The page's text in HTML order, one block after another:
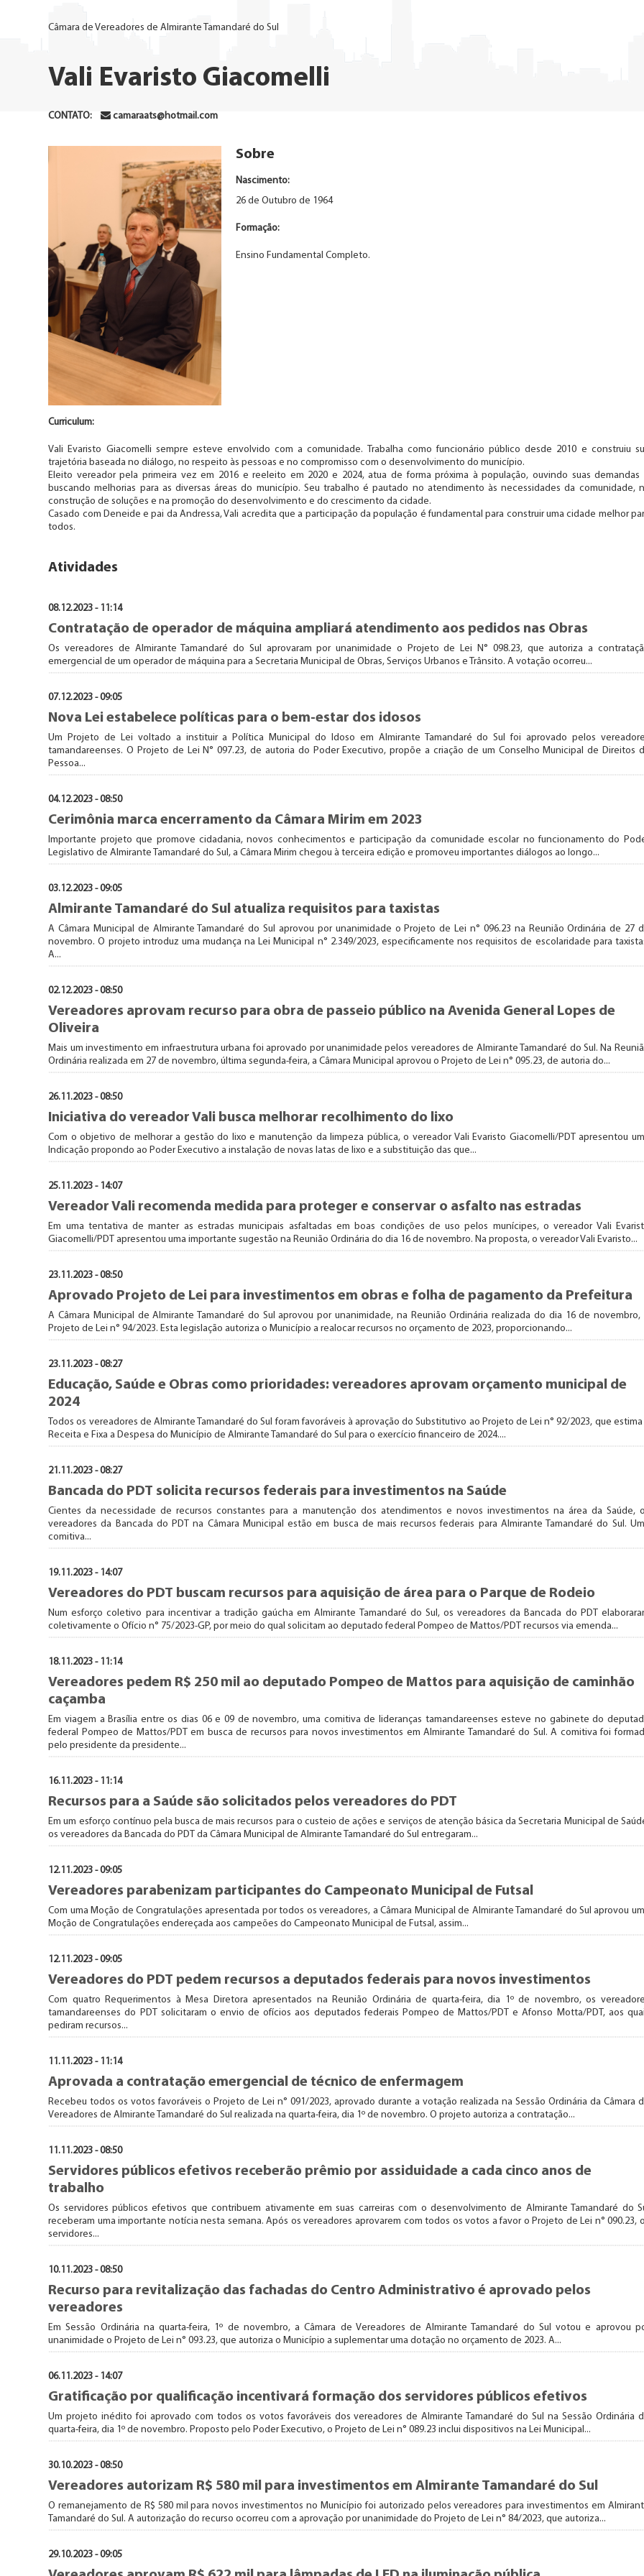
Câmara de Vereadores de Almirante Tamandaré do Sul
Vali Evaristo Giacomelli
CONTATO: camaraats@hotmail.com
Sobre
Nascimento:
26 de Outubro de 1964
Formação:
Ensino Fundamental Completo.
Curriculum:
Vali Evaristo Giacomelli sempre esteve envolvido com a comunidade. Trabalha como funcionário público desde 2010 e construiu
trajetória baseada no diálogo, no respeito às pessoas e no compromisso com o desenvolvimento do município.
Eleito vereador pela primeira vez em 2016 e reeleito em 2020 e 2024, atua de forma próxima à população, ouvindo suas demandas
buscando melhorias para as diversas áreas do município. Seu trabalho é pautado no atendimento às necessidades da comunidade,
construção de soluções e na promoção do desenvolvimento e do crescimento da cidade.
Casado com Deneide e pai da Andressa, Vali acredita que a participação da população é fundamental para construir uma cidade melhor
todos.
Atividades
08.12.2023 - 11:14
Contratação de operador de máquina ampliará atendimento aos pedidos nas Obras
Os vereadores de Almirante Tamandaré do Sul aprovaram por unanimidade o Projeto de Lei N° 098.23, que autoriza a
emergencial de um operador de máquina para a Secretaria Municipal de Obras, Serviços Urbanos e Trânsito. A votação ocorreu...
07.12.2023 - 09:05
Nova Lei estabelece políticas para o bem-estar dos idosos
Um Projeto de Lei voltado a instituir a Política Municipal do Idoso em Almirante Tamandaré do Sul foi aprovado pelos
tamandareenses. O Projeto de Lei N° 097.23, de autoria do Poder Executivo, propõe a criação de um Conselho Municipal de Direitos
Pessoa...
04.12.2023 - 08:50
Cerimônia marca encerramento da Câmara Mirim em 2023
Importante projeto que promove cidadania, novos conhecimentos e participação da comunidade escolar no funcionamento do
Legislativo de Almirante Tamandaré do Sul, a Câmara Mirim chegou à terceira edição e promoveu importantes diálogos ao longo...
03.12.2023 - 09:05
Almirante Tamandaré do Sul atualiza requisitos para taxistas
A Câmara Municipal de Almirante Tamandaré do Sul aprovou por unanimidade o Projeto de Lei n° 096.23 na Reunião Ordinária de 27
novembro. O projeto introduz uma mudança na Lei Municipal n° 2.349/2023, especificamente nos requisitos de escolaridade para
A...
02.12.2023 - 08:50
Vereadores aprovam recurso para obra de passeio público na Avenida General Lopes de
Oliveira
Mais um investimento em infraestrutura urbana foi aprovado por unanimidade pelos vereadores de Almirante Tamandaré do Sul. Na
Ordinária realizada em 27 de novembro, última segunda-feira, a Câmara Municipal aprovou o Projeto de Lei n° 095.23, de autoria do...
26.11.2023 - 08:50
Iniciativa do vereador Vali busca melhorar recolhimento do lixo
Com o objetivo de melhorar a gestão do lixo e manutenção da limpeza pública, o vereador Vali Evaristo Giacomelli/PDT apresentou
Indicação propondo ao Poder Executivo a instalação de novas latas de lixo e a substituição das que...
25.11.2023 - 14:07
Vereador Vali recomenda medida para proteger e conservar o asfalto nas estradas
Em uma tentativa de manter as estradas municipais asfaltadas em boas condições de uso pelos munícipes, o vereador Vali
Giacomelli/PDT apresentou uma importante sugestão na Reunião Ordinária do dia 16 de novembro. Na proposta, o vereador Vali Evaristo...
23.11.2023 - 08:50
Aprovado Projeto de Lei para investimentos em obras e folha de pagamento da Prefeitura
A Câmara Municipal de Almirante Tamandaré do Sul aprovou por unanimidade, na Reunião Ordinária realizada do dia 16 de novembro,
Projeto de Lei n° 94/2023. Esta legislação autoriza o Município a realocar recursos no orçamento de 2023, proporcionando...
23.11.2023 - 08:27
Educação, Saúde e Obras como prioridades: vereadores aprovam orçamento municipal de
2024
Todos os vereadores de Almirante Tamandaré do Sul foram favoráveis à aprovação do Substitutivo ao Projeto de Lei n° 92/2023, que estima
Receita e Fixa a Despesa do Município de Almirante Tamandaré do Sul para o exercício financeiro de 2024....
21.11.2023 - 08:27
Bancada do PDT solicita recursos federais para investimentos na Saúde
Cientes da necessidade de recursos constantes para a manutenção dos atendimentos e novos investimentos na área da Saúde,
vereadores da Bancada do PDT na Câmara Municipal estão em busca de mais recursos federais para Almirante Tamandaré do Sul.
comitiva...
19.11.2023 - 14:07
Vereadores do PDT buscam recursos para aquisição de área para o Parque de Rodeio
Num esforço coletivo para incentivar a tradição gaúcha em Almirante Tamandaré do Sul, os vereadores da Bancada do PDT
coletivamente o Ofício n° 75/2023-GP, por meio do qual solicitam ao deputado federal Pompeo de Mattos/PDT recursos via emenda...
18.11.2023 - 11:14
Vereadores pedem R$ 250 mil ao deputado Pompeo de Mattos para aquisição de caminhão
caçamba
Em viagem a Brasília entre os dias 06 e 09 de novembro, uma comitiva de lideranças tamandareenses esteve no gabinete do
federal Pompeo de Mattos/PDT em busca de recursos para novos investimentos em Almirante Tamandaré do Sul. A comitiva foi
pelo presidente da presidente...
16.11.2023 - 11:14
Recursos para a Saúde são solicitados pelos vereadores do PDT
Em um esforço contínuo pela busca de mais recursos para o custeio de ações e serviços de atenção básica da Secretaria Municipal de
os vereadores da Bancada do PDT da Câmara Municipal de Almirante Tamandaré do Sul entregaram...
12.11.2023 - 09:05
Vereadores parabenizam participantes do Campeonato Municipal de Futsal
Com uma Moção de Congratulações apresentada por todos os vereadores, a Câmara Municipal de Almirante Tamandaré do Sul aprovou
Moção de Congratulações endereçada aos campeões do Campeonato Municipal de Futsal, assim...
12.11.2023 - 09:05
Vereadores do PDT pedem recursos a deputados federais para novos investimentos
Com quatro Requerimentos à Mesa Diretora apresentados na Reunião Ordinária de quarta-feira, dia 1º de novembro, os
tamandareenses do PDT solicitaram o envio de ofícios aos deputados federais Pompeo de Mattos/PDT e Afonso Motta/PDT, aos
pediram recursos...
11.11.2023 - 11:14
Aprovada a contratação emergencial de técnico de enfermagem
Recebeu todos os votos favoráveis o Projeto de Lei n° 091/2023, aprovado durante a votação realizada na Sessão Ordinária da Câmara
Vereadores de Almirante Tamandaré do Sul realizada na quarta-feira, dia 1º de novembro. O projeto autoriza a contratação...
11.11.2023 - 08:50
Servidores públicos efetivos receberão prêmio por assiduidade a cada cinco anos de
trabalho
Os servidores públicos efetivos que contribuem ativamente em suas carreiras com o desenvolvimento de Almirante Tamandaré do
receberam uma importante notícia nesta semana. Após os vereadores aprovarem com todos os votos a favor o Projeto de Lei n° 090.23,
servidores...
10.11.2023 - 08:50
Recurso para revitalização das fachadas do Centro Administrativo é aprovado pelos
vereadores
Em Sessão Ordinária na quarta-feira, 1º de novembro, a Câmara de Vereadores de Almirante Tamandaré do Sul votou e aprovou
unanimidade o Projeto de Lei n° 093.23, que autoriza o Município a suplementar uma dotação no orçamento de 2023. A...
06.11.2023 - 14:07
Gratificação por qualificação incentivará formação dos servidores públicos efetivos
Um projeto inédito foi aprovado com todos os votos favoráveis dos vereadores de Almirante Tamandaré do Sul na Sessão Ordinária
quarta-feira, dia 1º de novembro. Proposto pelo Poder Executivo, o Projeto de Lei n° 089.23 inclui dispositivos na Lei Municipal...
30.10.2023 - 08:50
Vereadores autorizam R$ 580 mil para investimentos em Almirante Tamandaré do Sul
O remanejamento de R$ 580 mil para novos investimentos no Município foi autorizado pelos vereadores para investimentos em
Tamandaré do Sul. A autorização do recurso ocorreu com a aprovação por unanimidade do Projeto de Lei n° 84/2023, que autoriza...
29.10.2023 - 09:05